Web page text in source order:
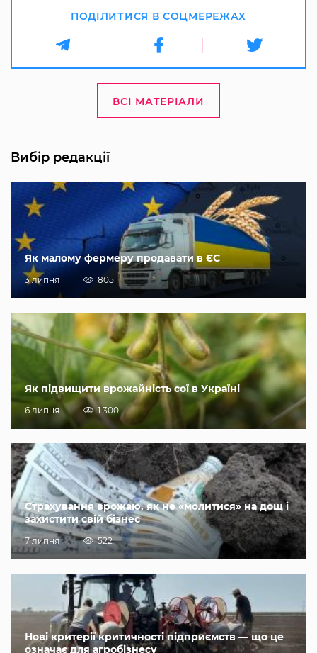
ПОДІЛИТИСЯ В СОЦМЕРЕЖАХ
ВСІ МАТЕРІАЛИ
Вибір редакції
Як малому фермеру продавати в ЄС
3 липня 805
Як підвищити врожайність сої в Україні
6 липня 1 300
Страхування врожаю, як не «молитися» на дощ і
захистити свій бізнес
7 липня 522
Нові критерії критичності підприємств — що це
означає для агробізнесу